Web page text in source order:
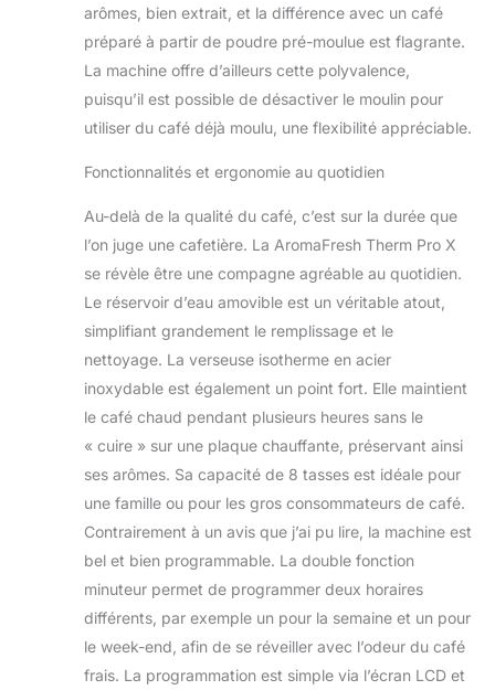
arômes, bien extrait, et la différence avec un café
préparé à partir de poudre pré-moulue est flagrante.
La machine offre d’ailleurs cette polyvalence,
puisqu’il est possible de désactiver le moulin pour
utiliser du café déjà moulu, une flexibilité appréciable.
Fonctionnalités et ergonomie au quotidien
Au-delà de la qualité du café, c’est sur la durée que
l’on juge une cafetière. La AromaFresh Therm Pro X
se révèle être une compagne agréable au quotidien.
Le réservoir d’eau amovible est un véritable atout,
simplifiant grandement le remplissage et le
nettoyage. La verseuse isotherme en acier
inoxydable est également un point fort. Elle maintient
le café chaud pendant plusieurs heures sans le
« cuire » sur une plaque chauffante, préservant ainsi
ses arômes. Sa capacité de 8 tasses est idéale pour
une famille ou pour les gros consommateurs de café.
Contrairement à un avis que j’ai pu lire, la machine est
bel et bien programmable. La double fonction
minuteur permet de programmer deux horaires
différents, par exemple un pour la semaine et un pour
le week-end, afin de se réveiller avec l’odeur du café
frais. La programmation est simple via l’écran LCD et